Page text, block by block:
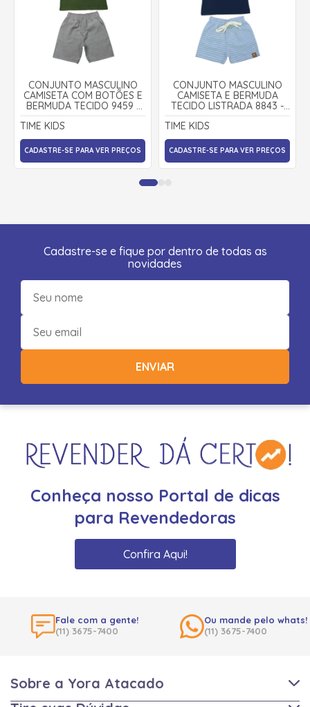
CONJUNTO MASCULINO
CAMISETA COM BOTÕES E
BERMUDA TECIDO 9459 -
TIME KIDS
TIME KIDS
CADASTRE-SE PARA VER PREÇOS
CONJUNTO MASCULINO
CAMISETA E BERMUDA
TECIDO LISTRADA 8843 -
TIME KIDS
TIME KIDS
CADASTRE-SE PARA VER PREÇOS
Cadastre-se e fique por dentro de todas as
novidades
ENVIAR
Conheça nosso Portal de dicas
para Revendedoras
Confira Aqui!
Fale com a gente!
(11) 3675-7400
Ou mande pelo whats!
(11) 3675-7400
Sobre a Yora Atacado